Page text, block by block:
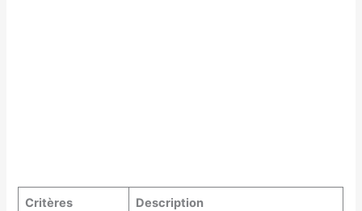
Critères Description